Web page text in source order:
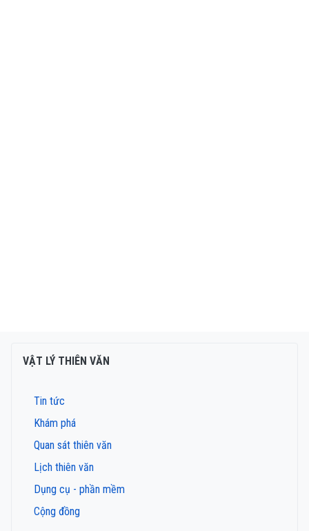
VẬT LÝ THIÊN VĂN
Tin tức
Khám phá
Quan sát thiên văn
Lịch thiên văn
Dụng cụ - phần mềm
Cộng đồng